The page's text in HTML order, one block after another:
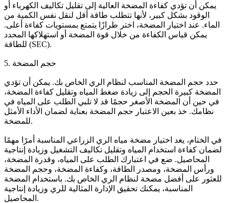
يمكن أن تؤدي كفاءة المضخة العالية إلى تقليل تكاليف الكهرباء أو
الوقود بشكل كبير، لأنها تتطلب طاقة أقل لنقل نفس الكمية من
الماء. عند اختيار المضخة، اختر طرازًا يتمتع بمستويات كفاءة أعلى.
يمكن قياس الكفاءة من خلال قوة المضخة أو استهلاكها المحدد
للطاقة (SEC).
5. حجم المضخة
حدد حجم المضخة المناسب لنظام الري الخاص بك. يمكن أن تؤدي
المضخة كبيرة الحجم إلى زيادة ضغط المياه وتقليل كفاءة المضخة،
في حين أن المضخة الأصغر حجمًا قد لا تلبي الطلب على المياه في
نظامك. خذ بعين الاعتبار حجم المضخة بعناية لضمان الأداء الأمثل
للمضخة.
في الختام، يعد اختيار مضخة مياه الري الزراعي المناسبة أمرًا مهمًا
لضمان كفاءة استخدام المياه وتقليل تكاليف التشغيل وزيادة إنتاجية
المحاصيل. ضع في اعتبارك الطلب على المياه، وقدرة المضخة،
ورأس المضخة، ومصدر الطاقة، وكفاءة المضخة، وحجم المضخة
للعثور على أفضل مضخة لنظام الري الخاص بك. باستخدام المضخة
المناسبة، يمكنك تحقيق الإدارة المثالية للري وزيادة إنتاجية
المحاصيل.